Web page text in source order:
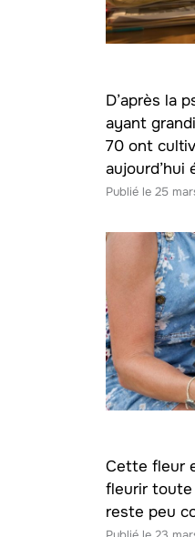
D’après la
ayant
70 ont
aujourd’hui
25
Cette fleur
fleurir toute
reste peu